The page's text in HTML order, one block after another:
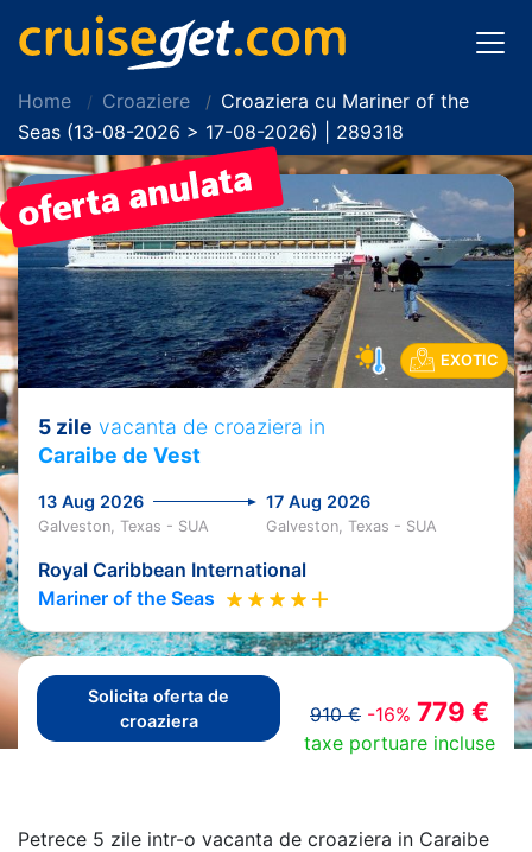
Home Croaziere
Croaziera cu Mariner of the
Seas (13-08-2026 > 17-08-2026) | 289318
PRET REDUS!
EXOTIC
5 zile vacanta de croaziera in
Caraibe de Vest
13 Aug 2026 17 Aug 2026
Galveston, Texas - SUA Galveston, Texas - SUA
Royal Caribbean International
Mariner of the Seas
Solicita oferta de
croaziera
910 € -16% 779 €
taxe portuare incluse
Petrece 5 zile intr-o vacanta de croaziera in Caraibe